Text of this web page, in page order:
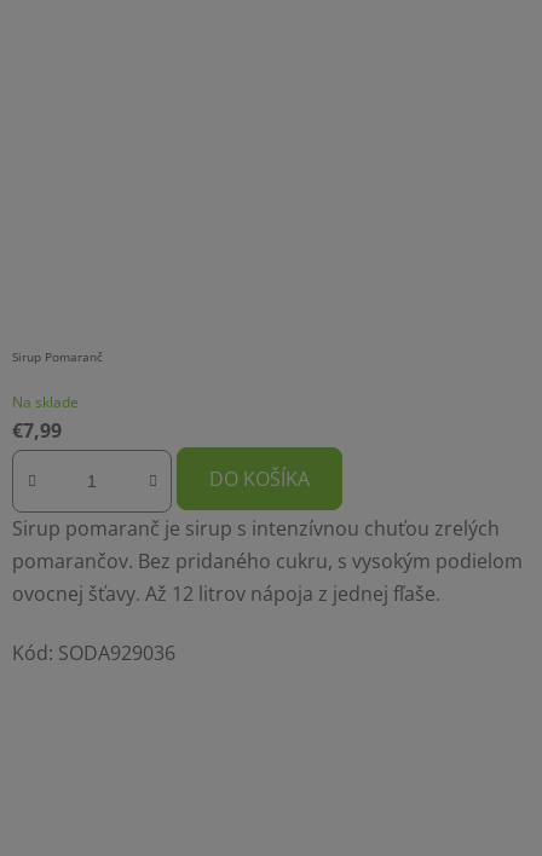
Sirup Pomaranč
Na sklade
€7,99
DO KOŠÍKA
Sirup pomaranč je sirup s intenzívnou chuťou zrelých
pomarančov. Bez pridaného cukru, s vysokým podielom
ovocnej šťavy. Až 12 litrov nápoja z jednej fľaše.
Kód: SODA929036